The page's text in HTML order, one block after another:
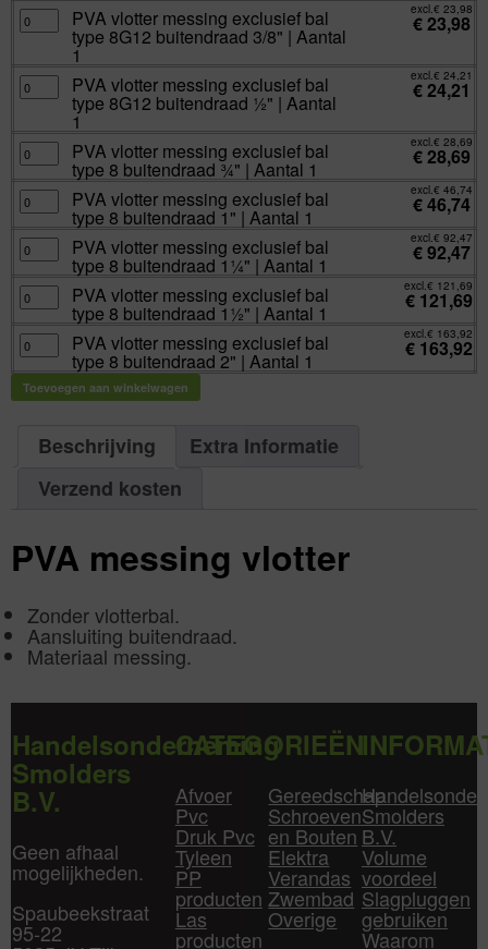
PVA
vlotter
messing
type
8G12
buitendraad
1
aantal
PVA vlotter messing exclusief bal
type 8G12 buitendraad 3/8" | Aantal
1
excl.€ 23,98
€23,98
PVA
vlotter
messing
type
8G12
buitendraad
|
Aantal
1
PVA vlotter messing exclusief bal
type 8G12 buitendraad ½" | Aantal
1
excl.€ 24,21
€24,21
PVA
vlotter
messing
bal
type
8
buitendraad
¾"
Aantal
aantal
PVA vlotter messing exclusief bal
type 8 buitendraad ¾" | Aantal 1
excl.€ 28,69
€28,69
PVA
vlotter
messing
bal
type
8
buitendraad
1"
Aantal
aantal
PVA vlotter messing exclusief bal
type 8 buitendraad 1" | Aantal 1
excl.€ 46,74
€46,74
PVA
vlotter
messing
bal
type
8
buitendraad
1¼"
Aantal
1
aantal
PVA vlotter messing exclusief bal
type 8 buitendraad 1¼" | Aantal 1
excl.€ 92,47
€92,47
PVA
vlotter
messing
bal
type
8
buitendraad
1½"
|
PVA vlotter messing exclusief bal
type 8 buitendraad 1½" | Aantal 1
excl.€ 121,69
€ 121,69
PVA
vlotter
messing
exclusief
bal
type
Aantal
aantal
PVA vlotter messing exclusief bal
type 8 buitendraad 2" | Aantal 1
excl.€ 163,92
€ 163,92
Toevoegen aan winkelwagen
Beschrijving
Extra Informatie
Verzend kosten
PVA messing vlotter
Zonder vlotterbal.
Aansluiting buitendraad.
Materiaal messing.
Handelsonderneming
Smolders
B.V.
Geen afhaal
mogelijkheden.
Spaubeekstraat
95-22
CATEGORIEËN
Afvoer
Pvc
Druk Pvc
Tyleen
PP
producten
Las
producten
Gereedschap
Schroeven
en Bouten
Elektra
Verandas
Zwembad
Overige
Smolders
B.V.
Volume
voordeel
Slagpluggen
gebruiken
Waarom